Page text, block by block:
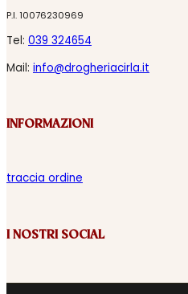
P.I. 10076230969
Tel: 039 324654
Mail: info@drogheriacirla.it
INFORMAZIONI
traccia ordine
I NOSTRI SOCIAL